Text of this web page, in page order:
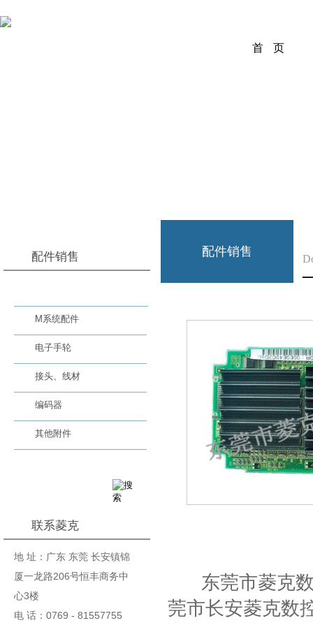
首 页
配件销售
M系统配件
电子手轮
接头、线材
编码器
其他附件
联系菱克
地 址：广东 东莞 长安镇锦
厦一龙路206号恒丰商务中
心3楼
电 话：0769 - 81557755
配件销售
东莞市菱克数
莞市长安菱克数